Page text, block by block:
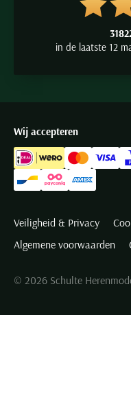
in de laatste 12
Wij accepteren
Veiligheid & Privacy
Algemene voorwaarden
© 2026 Schulte